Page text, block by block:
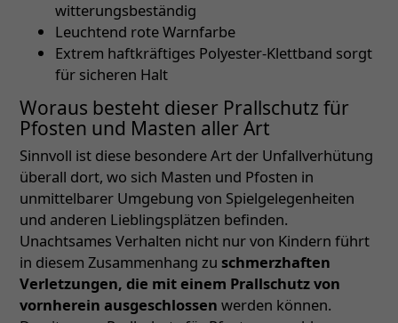
witterungsbeständig
Leuchtend rote Warnfarbe
Extrem haftkräftiges Polyester-Klettband sorgt
für sicheren Halt
Woraus besteht dieser Prallschutz für
Pfosten und Masten aller Art
Sinnvoll ist diese besondere Art der Unfallverhütung
überall dort, wo sich Masten und Pfosten in
unmittelbarer Umgebung von Spielgelegenheiten
und anderen Lieblingsplätzen befinden.
Unachtsames Verhalten nicht nur von Kindern führt
in diesem Zusammenhang zu schmerzhaften
Verletzungen, die mit einem Prallschutz von
vornherein ausgeschlossen werden können.